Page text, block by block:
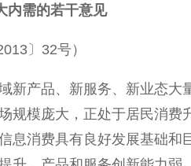
内需的若干意见
〕32号）
新产品、新服务、新业态大
规模庞大，正处于居民消费
息消费具有良好发展基础和